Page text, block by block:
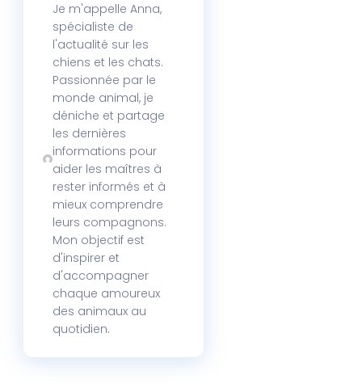
Je m'appelle Anna,
spécialiste de
l'actualité sur les
chiens et les chats.
Passionnée par le
monde animal, je
déniche et partage
les dernières
informations pour
aider les maîtres à
rester informés et à
mieux comprendre
leurs compagnons.
Mon objectif est
d'inspirer et
d'accompagner
chaque amoureux
des animaux au
quotidien.